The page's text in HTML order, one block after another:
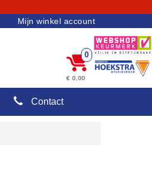
Mijn winkel account
0
€ 0,00
Contact